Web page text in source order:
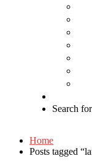
Search
Home
Posts tagged